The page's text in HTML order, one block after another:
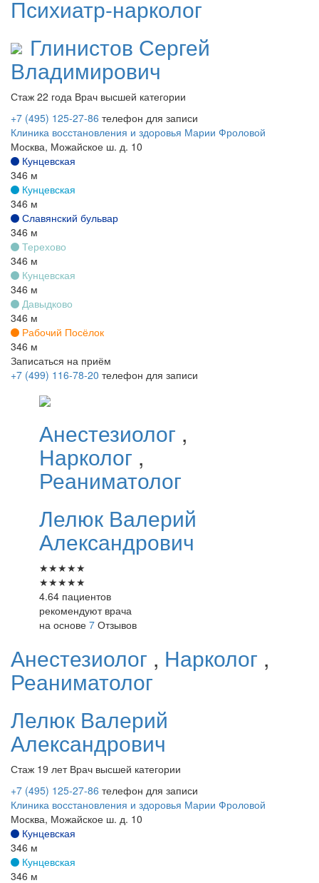
Психиатр-нарколог
Глинистов Сергей
Владимирович
Стаж 22 года Врач высшей категории
+7 (495) 125-27-86 телефон для записи
Клиника восстановления и здоровья Марии Фроловой
Москва, Можайское ш. д. 10
Кунцевская
346 м
Кунцевская
346 м
Славянский бульвар
346 м
Терехово
346 м
Кунцевская
346 м
Давыдково
346 м
Рабочий Посёлок
346 м
Записаться на приём
+7 (499) 116-78-20 телефон для записи
Анестезиолог ,
Нарколог ,
Реаниматолог
Лелюк Валерий
Александрович
★★★★★
★★★★★
4.64 пациентов
рекомендуют врача
на основе 7 Отзывов
Анестезиолог , Нарколог ,
Реаниматолог
Лелюк Валерий
Александрович
Стаж 19 лет Врач высшей категории
+7 (495) 125-27-86 телефон для записи
Клиника восстановления и здоровья Марии Фроловой
Москва, Можайское ш. д. 10
Кунцевская
346 м
Кунцевская
346 м